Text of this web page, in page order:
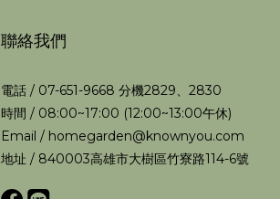
聯絡我們
電話 / 07-651-9668 分機2829、2830
時間 / 08:00~17:00 (12:00~13:00午休)
Email / homegarden@knownyou.com
地址 / 840003高雄市大樹區竹寮路114-6號